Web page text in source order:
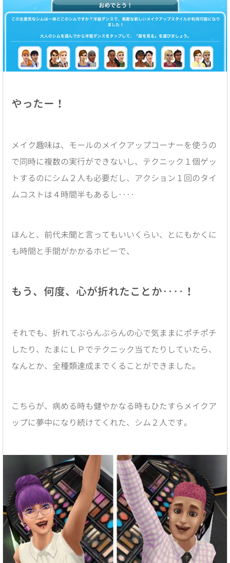
やったー！
メイク趣味は、モールのメイクアップコーナーを使うの
で同時に複数の実行ができないし、テクニック１個ゲッ
トするのにシム２人も必要だし、アクション１回のタイ
ムコストは４時間半もあるし‥‥
ほんと、前代未聞と言ってもいいくらい、とにもかくに
も時間と手間がかかるホビーで、
もう、何度、心が折れたことか‥‥！
それでも、折れてぶらんぶらんの心で気ままにポチポチ
したり、たまにＬＰでテクニック当てたりしていたら、
なんとか、全種類達成までくることができました。
こちらが、病める時も健やかなる時もひたすらメイクア
ップに夢中になり続けてくれた、シム２人です。